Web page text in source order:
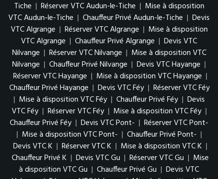
Tiche | Réserver VTC Audun-le-Tiche | Mise à disposition
VTC Audun-le-Tiche | Chauffeur Privé Audun-le-Tiche | Devis
VTC Algrange | Réserver VTC Algrange | Mise à disposition
VTC Algrange | Chauffeur Privé Algrange | Devis VTC
Nilvange | Réserver VTC Nilvange | Mise à disposition VTC
Nilvange | Chauffeur Privé Nilvange | Devis VTC Hayange |
Réserver VTC Hayange | Mise à disposition VTC Hayange |
Chauffeur Privé Hayange | Devis VTC Féy | Réserver VTC Féy
| Mise à disposition VTC Féy | Chauffeur Privé Féy | Devis
VTC Féy | Réserver VTC Féy | Mise à disposition VTC Féy |
Chauffeur Privé Féy | Devis VTC Pont- | Réserver VTC Pont-
| Mise à disposition VTC Pont- | Chauffeur Privé Pont- |
Devis VTC K | Réserver VTC K | Mise à disposition VTC K |
Chauffeur Privé K | Devis VTC Gu | Réserver VTC Gu | Mise
à disposition VTC Gu | Chauffeur Privé Gu | Devis VTC